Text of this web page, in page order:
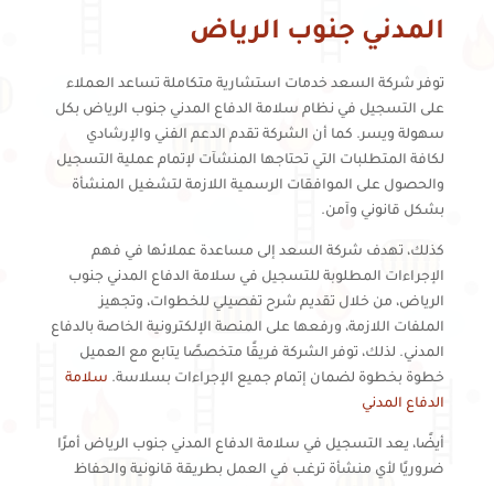
المدني جنوب الرياض
توفر شركة السعد خدمات استشارية متكاملة تساعد العملاء
على التسجيل في نظام سلامة الدفاع المدني جنوب الرياض بكل
سهولة ويسر. كما أن الشركة تقدم الدعم الفني والإرشادي
لكافة المتطلبات التي تحتاجها المنشآت لإتمام عملية التسجيل
والحصول على الموافقات الرسمية اللازمة لتشغيل المنشأة
بشكل قانوني وآمن.
كذلك، تهدف شركة السعد إلى مساعدة عملائها في فهم
الإجراءات المطلوبة للتسجيل في سلامة الدفاع المدني جنوب
الرياض، من خلال تقديم شرح تفصيلي للخطوات، وتجهيز
الملفات اللازمة، ورفعها على المنصة الإلكترونية الخاصة بالدفاع
المدني. لذلك، توفر الشركة فريقًا متخصصًا يتابع مع العميل
خطوة بخطوة لضمان إتمام جميع الإجراءات بسلاسة. سلامة
الدفاع المدني
أيضًا، يعد التسجيل في سلامة الدفاع المدني جنوب الرياض أمرًا
ضروريًا لأي منشأة ترغب في العمل بطريقة قانونية والحفاظ